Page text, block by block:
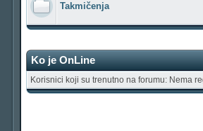
Takmičenja
Ko je OnLine
Korisnici koji su trenutno na forumu: Nema